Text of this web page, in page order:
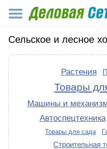
Сельское и лесное
Растения
Товары
Машины и
Автоспецтехника
Товары для сада
Строительная